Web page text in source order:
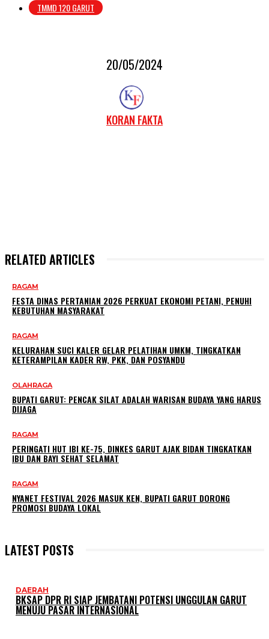
TMMD 120 GARUT
20/05/2024
KORAN FAKTA
RELATED ARTICLES
RAGAM
FESTA DINAS PERTANIAN 2026 PERKUAT EKONOMI PETANI, PENUHI
KEBUTUHAN MASYARAKAT
RAGAM
KELURAHAN SUCI KALER GELAR PELATIHAN UMKM, TINGKATKAN
KETERAMPILAN KADER RW, PKK, DAN POSYANDU
OLAHRAGA
BUPATI GARUT: PENCAK SILAT ADALAH WARISAN BUDAYA YANG HARUS
DIJAGA
RAGAM
PERINGATI HUT IBI KE-75, DINKES GARUT AJAK BIDAN TINGKATKAN
IBU DAN BAYI SEHAT SELAMAT
RAGAM
NYANET FESTIVAL 2026 MASUK KEN, BUPATI GARUT DORONG
PROMOSI BUDAYA LOKAL
LATEST POSTS
DAERAH
BKSAP DPR RI SIAP JEMBATANI POTENSI UNGGULAN GARUT
MENUJU PASAR INTERNASIONAL